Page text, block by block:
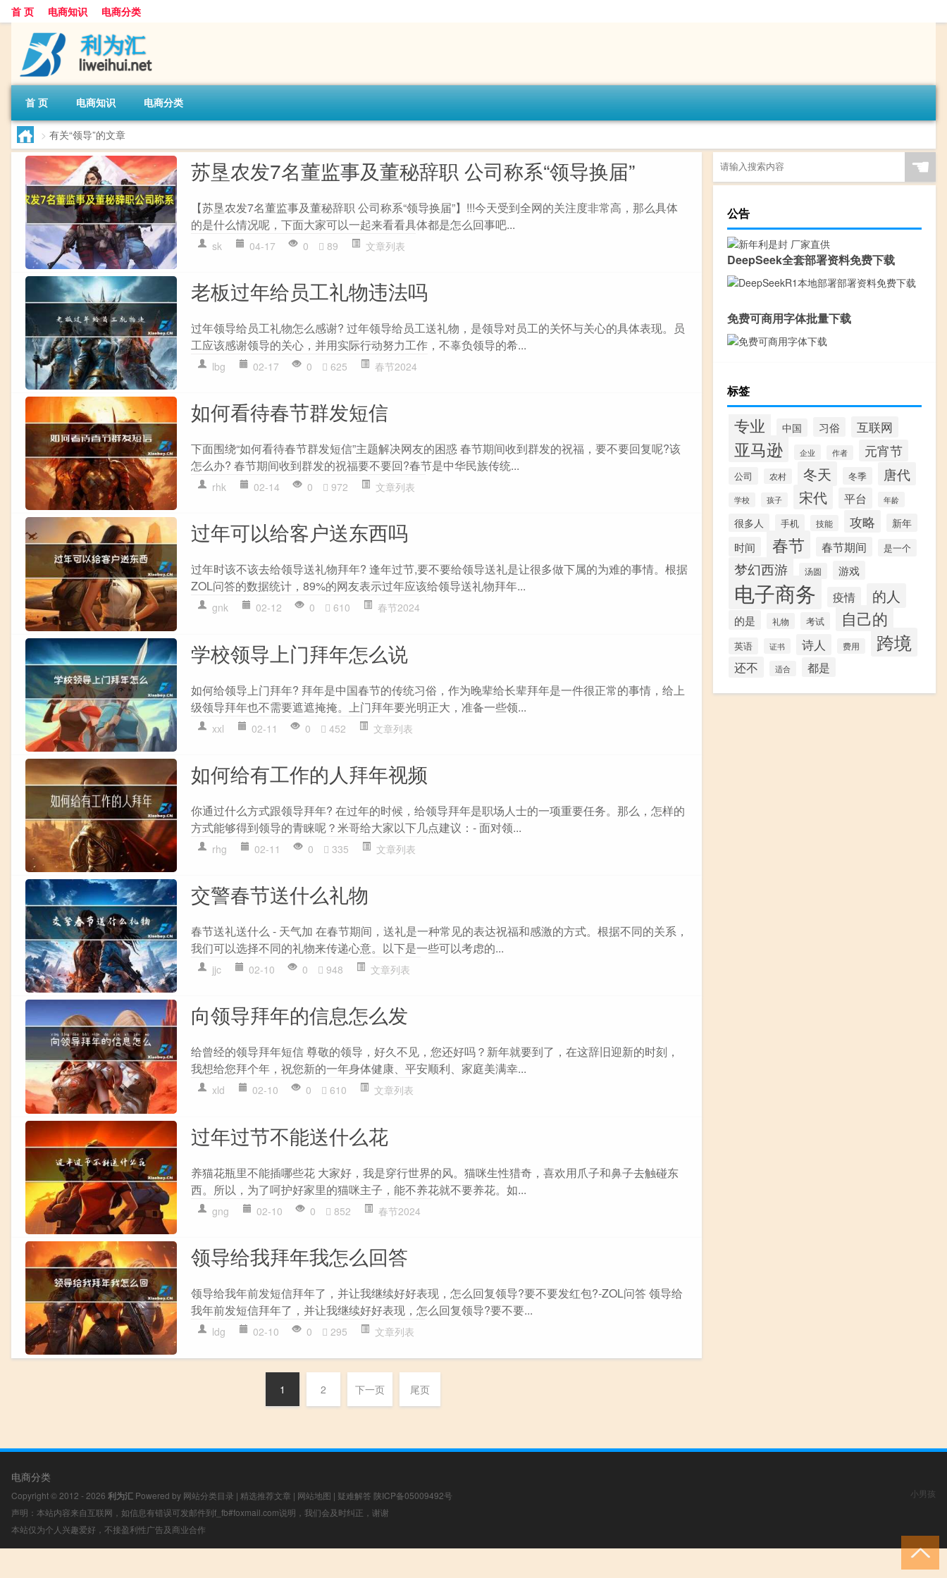
首 页 电商知识 电商分类
首 页 电商知识 电商分类
> 有关“领导”的文章
苏垦农发7名董监事及董秘辞职 公司称系“领导换届”
【苏垦农发7名董监事及董秘辞职 公司称系“领导换届”】!!!今天受到全网的关注度非常高，那么具体
的是什么情况呢，下面大家可以一起来看看具体都是怎么回事吧...
sk 04-17 0 89 文章列表
老板过年给员工礼物违法吗
过年领导给员工礼物怎么感谢? 过年领导给员工送礼物，是领导对员工的关怀与关心的具体表现。员
工应该感谢领导的关心，并用实际行动努力工作，不辜负领导的希...
lbg 02-17 0 625 春节2024
如何看待春节群发短信
下面围绕“如何看待春节群发短信”主题解决网友的困惑 春节期间收到群发的祝福，要不要回复呢?该
怎么办? 春节期间收到群发的祝福要不要回?春节是中华民族传统...
rhk 02-14 0 972 文章列表
过年可以给客户送东西吗
过年时该不该去给领导送礼物拜年? 逢年过节,要不要给领导送礼是让很多做下属的为难的事情。根据
ZOL问答的数据统计，89%的网友表示过年应该给领导送礼物拜年...
gnk 02-12 0 610 春节2024
学校领导上门拜年怎么说
如何给领导上门拜年? 拜年是中国春节的传统习俗，作为晚辈给长辈拜年是一件很正常的事情，给上
级领导拜年也不需要遮遮掩掩。上门拜年要光明正大，准备一些领...
xxl 02-11 0 452 文章列表
如何给有工作的人拜年视频
你通过什么方式跟领导拜年? 在过年的时候，给领导拜年是职场人士的一项重要任务。那么，怎样的
方式能够得到领导的青睐呢？米哥给大家以下几点建议：- 面对领...
rhg 02-11 0 335 文章列表
交警春节送什么礼物
春节送礼送什么 - 天气加 在春节期间，送礼是一种常见的表达祝福和感激的方式。根据不同的关系，
我们可以选择不同的礼物来传递心意。以下是一些可以考虑的...
jjc 02-10 0 948 文章列表
向领导拜年的信息怎么发
给曾经的领导拜年短信 尊敬的领导，好久不见，您还好吗？新年就要到了，在这辞旧迎新的时刻，
我想给您拜个年，祝您新的一年身体健康、平安顺利、家庭美满幸...
xld 02-10 0 610 文章列表
过年过节不能送什么花
养猫花瓶里不能插哪些花 大家好，我是穿行世界的风。猫咪生性猎奇，喜欢用爪子和鼻子去触碰东
西。所以，为了呵护好家里的猫咪主子，能不养花就不要养花。如...
gng 02-10 0 852 春节2024
领导给我拜年我怎么回答
领导给我年前发短信拜年了，并让我继续好好表现，怎么回复领导?要不要发红包?-ZOL问答 领导给
我年前发短信拜年了，并让我继续好好表现，怎么回复领导?要不要...
ldg 02-10 0 295 文章列表
1 2 下一页 尾页
☚
公告
DeepSeek全套部署资料免费下载
免费可商用字体批量下载
标签
专业 中国 习俗 互联网
亚马逊 企业 作者 元宵节
公司 农村 冬天 冬季 唐代
学校 孩子 宋代 平台 年龄
很多人 手机 技能 攻略 新年
时间 春节 春节期间 是一个
梦幻西游 汤圆 游戏
电子商务 疫情 的人
的是 礼物 考试 自己的
英语 证书 诗人 费用 跨境
还不 适合 都是
电商分类
Copyright © 2012 - 2026 利为汇 Powered by 网站分类目录 | 精选推荐文章 | 网站地图 | 疑难解答 陕ICP备05009492号
声明：本站内容来自互联网，如信息有错误可发邮件到f_fb#foxmail.com说明，我们会及时纠正，谢谢
本站仅为个人兴趣爱好，不接盈利性广告及商业合作
小男孩